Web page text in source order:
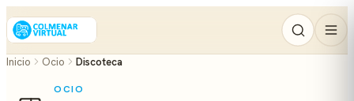
Inicio Ocio Discoteca
OCIO